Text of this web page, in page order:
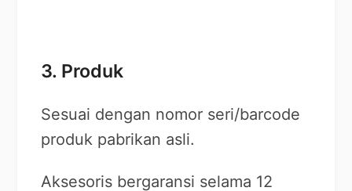
3. Produk
Sesuai dengan nomor seri/barcode
produk pabrikan asli.
Aksesoris bergaransi selama 12